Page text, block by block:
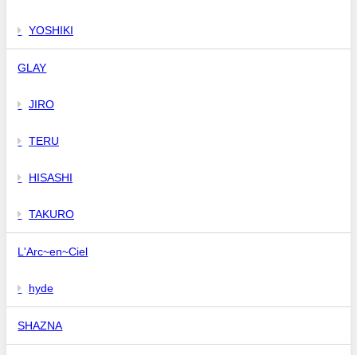
YOSHIKI
GLAY
JIRO
TERU
HISASHI
TAKURO
L'Arc~en~Ciel
hyde
SHAZNA